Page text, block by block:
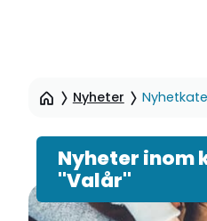
sidinnehåll
Nyheter
Nyheter inom
"Valår"